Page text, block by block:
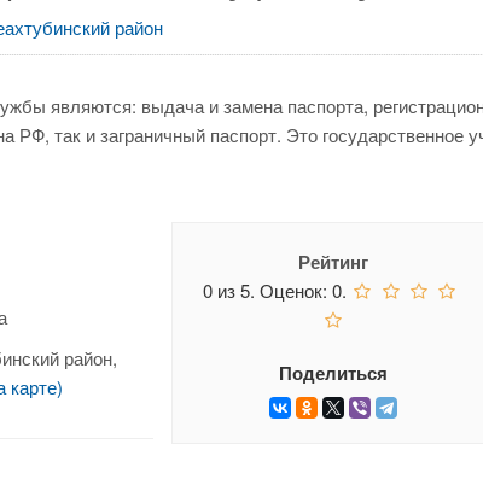
район
являются: выдача и замена паспорта,
так и заграничный паспорт. Это государственное
район,
карте)
Рейтинг
0из5. Оценок: 0.
Поделиться